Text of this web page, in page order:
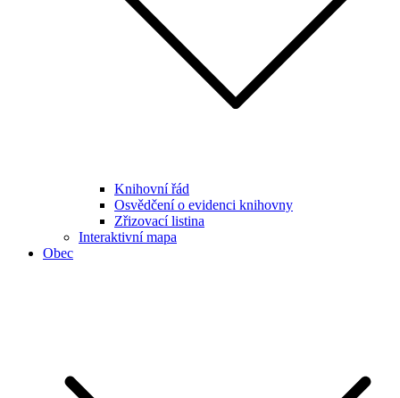
Knihovní řád
Osvědčení o evidenci knihovny
Zřizovací listina
Interaktivní mapa
Obec